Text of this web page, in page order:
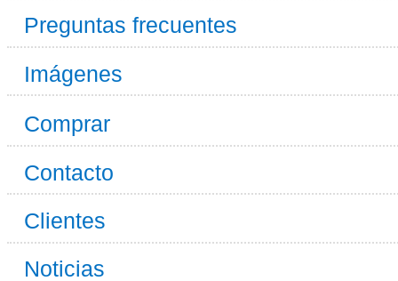
Preguntas frecuentes
Imágenes
Comprar
Contacto
Clientes
Noticias